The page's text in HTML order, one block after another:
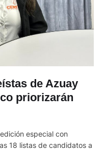
de Azuay
priorizarán
especial con
18 listas de candidatos a